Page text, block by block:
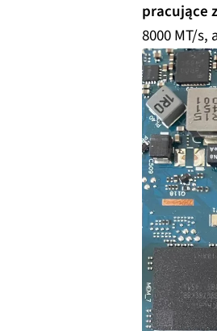
pracujące
8000 MT/s,